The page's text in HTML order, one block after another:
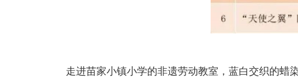
走进苗家小镇小学的非遗劳动教室，蓝白交织的蜡